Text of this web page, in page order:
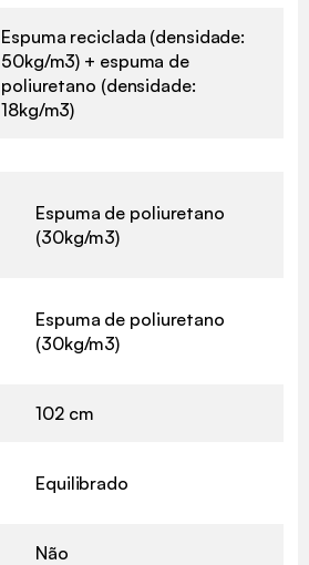
Espuma reciclada (densidade:
50kg/m3) + espuma de
poliuretano (densidade:
18kg/m3)
Espuma de poliuretano
(30kg/m3)
Espuma de poliuretano
(30kg/m3)
102 cm
Equilibrado
Não